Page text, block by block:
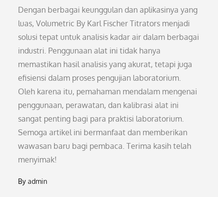
Dengan berbagai keunggulan dan aplikasinya yang
luas, Volumetric By Karl Fischer Titrators menjadi
solusi tepat untuk analisis kadar air dalam berbagai
industri. Penggunaan alat ini tidak hanya
memastikan hasil analisis yang akurat, tetapi juga
efisiensi dalam proses pengujian laboratorium.
Oleh karena itu, pemahaman mendalam mengenai
penggunaan, perawatan, dan kalibrasi alat ini
sangat penting bagi para praktisi laboratorium.
Semoga artikel ini bermanfaat dan memberikan
wawasan baru bagi pembaca. Terima kasih telah
menyimak!
Byadmin